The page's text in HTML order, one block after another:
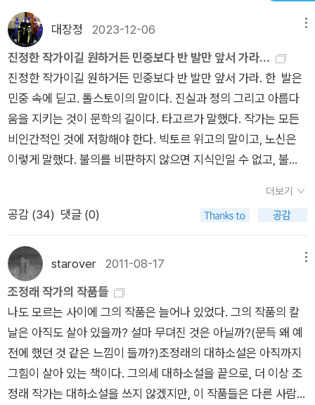
것이었다. 본문 247 시대의 아픔과 애통함이 계속되는 한 <비탈
진 음지>와 <황토>와 같은 책은 계속해서 나오리라고 생각합니
다.
받지만, 자신도 가족을 지켜야 했고 살아야 했기에 칼을 갈아주는
일로 다시 일을 시작한다. 시골의 인심과는 다른 서울 사람들의
인심에 혀를 내두르게 되고 가난은 벗어나야겠다는 생각에 속임
수를 쓰는 나쁜 마음을 먹게 된다. 그러던 어느 날과거에 알았던
여자를 보게 되고 그 여자를 보는 순간 지난 과거의 기억들과 함
께 당했던 일도 함께떠오르기 시작했다. 이 이야기를 읽고 있으
면 ‘과거는 과거일 뿐이다.’라는 말은 아무런 의미가 없다는 생각
이 든다. 과거는 과거이겠지만 과거가 현재까지 이어져 오고 있는
경으로 삶에서 아주 희미한 불빛이 점점 멀어지고 있다는 생각도
들었다. 가난은 죄가 아니지만, 가난으로 설움을 받으며 살아가야
했던 그때 그 시절 그들의 마음을 이 책을 읽고 있노라면조금이라
도 알 수 있고 느껴질 것이다. 비록 그 시대에 태어나지 않아서 많
은 부분을 다 알지 못하지만 「비탈진 음지」를 통해서 간접적으로
느낄 수 있었음에 감사한다. 어쩌면 지금도 누군가는 ‘복천’처럼
힘든 생활을 하고 있을지 모르겠다. 가난은 어느 시대를 막론하고
항상 존재하고 있기 마련이니까 말이다. 결코, 소설이라고 생각할
수 없고 실제로 존재했을 것 같은 그들의 이야기에 국가가 성장하
노동판에선 일을 시작해 보지도 못하고 일꾼들에게 쫓겨나고 지
게꾼으로 나서지만 다른 지게꾼들에게 몰매를 맞습니다. 돈을 몽
땅 털어 시작한 땅콩 장사는 모조리 도둑 맞고 맙니다. 몸살을 앓
고 난 복천 영감은 자리다툼이 필요없고 고향에서 낫갈던 솜씨를
살릴 수 있는 칼갈이를 시작합니다.복천 영감의 과거와 현재를 넘
나들며 이야기는 진행됩니다. 복천 영감의 진한 전라도 사투리가
처음엔 낯설게 느껴졌는데 책을 읽다보니 어느새 정겹게 다가옵
니다. 복천 영감이 만난도시 빈민들의 이야기도 마음을 아프게 합
다는데 70년대 그 시절엔 그랬구나 싶은게 색다른 재미가 있었
습니다. 생각해보면 그리 오래전 일도 아닌게 놀랍습니다. 40년
이 흐른 지금도 도시 빈민은 여전히 존재하고 있습니다. 가난한
사람이 전혀 없는 세상은 이상에서만 가능한 일일까요. 현실에서
도 가난한 사람이 없는 그런 시절이 꼭 왔으면 좋겠습니다. 대가
의 작품을 새롭게 만날 수 있어서 행복한 시간이었습니다.
에서 생계를 위해열심히 살아보려 하지만 도시는 만만치 않다. 그
를 시골출신이라는 이유로 따돌리고 괴롭히며 구타하기까지 한
다. 점차 남자는 자신감을 상실하고 점점 사회에서 소외당하게 된
다.1970년대.. 나의 세대는 아닌 우리 부모들의 세대다. 당시 우
리나라 사회는 극도의 혼란기였다. 정치적 혼란이 있었고 산업화
로 인한 경제적 혼란도 있었다. 그 혼란속에서 대다수의 서민들은
변화에 적응하기 힘들어했다. 책 속의 주인공 복천처럼 말이다.
그리고 그것은 가난으로 이어지게 되었다.도시의 양면성 그리고
소외된 사람들...이 책의 배경 서울.. 우리나라의 수도이자 제 1의
보인다. 높은 빌딩과 수 많은 자동차, 사람들의 행색 등등 말이다.
그러나 그 안에는 최빈민층들이 존재한다. 흔히 알고있는 달동네
이다. 우리는 도시의 화려한 모습만을 보려하고 부유한 계층에게
만 시선을 돌린다. 가난한 동네, 가난한 사람들에게는 눈길조차
주지 않는다. 비탈진 음지는 이런 소외계층을 다룸으로써 우리에
게 좀 더 이 계층에게 관심과 사랑을 주어야 한다는 것을 강조한
다. 조정래 특유의 구성조정래 작가의 작품의 구성에서 볼 수 있
는 것은 친근한 사투리가 등장한다는 것이다. 내가 읽었던 아리랑
역시 사투리가 등장하는데 학창시절 문학시간에도 배웠다시피
대장정 2023-12-06
진정한 작가이길 원하거든 민중보다 반 발만 앞서 가라...
진정한 작가이길 원하거든 민중보다 반 발만 앞서 가라. 한 발은
민중 속에 딛고. 톨스토이의 말이다. 진실과 정의 그리고 아름다
움을 지키는 것이 문학의 길이다. 타고르가 말했다. 작가는 모든
비인간적인 것에 저항해야 한다. 빅토르 위고의 말이고, 노신은
이렇게 말했다. 불의를 비판하지 않으면 지식인일 수 없고, 불의
글(시)이 아니요, 어지러운 시국을 가슴 아파하지 않으면 글이 아
니요, 옳은 것을 찬양하고 악한 것을 미워하지 않으면 글이 아니
다. 다산 정약용의 말이다.허수아비춤 | 조정래 작가의 말 중에서
조정래 몰아읽기. 현재 9권 讀
더보기
공감 (34) 댓글 (0)
starover 2011-08-17
조정래 작가의 작품들
나도 모르는 사이에 그의 작품은 늘어나 있었다. 그의 작품의 칼
날은 아직도 살아 있을까? 설마 무뎌진 것은 아닐까?(문득 왜 예
전에 했던 것 같은 느낌이 들까?)조정래의 대하소설은 아직까지
그힘이 살아 있는 책이다. 그의세 대하소설을 끝으로, 더 이상 조
정래 작가는 대하소설을 쓰지 않겠지만, 이 작품들은 다른 사람들